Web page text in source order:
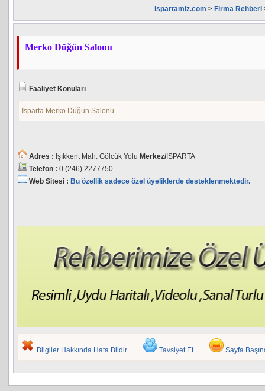
ispartamiz.com > Firma Rehberi
Merko Düğün Salonu
Faaliyet Konuları
Isparta Merko Düğün Salonu
Adres : Işıkkent Mah. Gölcük Yolu Merkez/ ISPARTA
Telefon : 0 (246) 2277750
Web Sitesi : Bu özellik sadece özel üyeliklerde desteklenmektedir.
Bilgiler Hakkında Hata Bildir Tavsiyet Et Sayfa